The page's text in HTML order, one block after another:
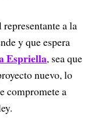
a la
y que espera
Espriella, sea que
nuevo, lo
compromete a